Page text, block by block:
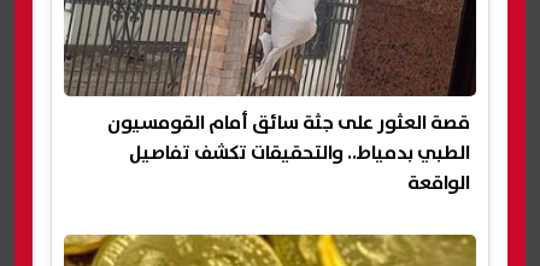
قصة العثور على جثة سائق أمام القومسيون
الطبي بدمياط.. والتحقيقات تكشف تفاصيل
الواقعة